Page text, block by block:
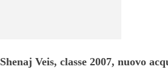
Shenaj Veis, classe 2007, nuovo